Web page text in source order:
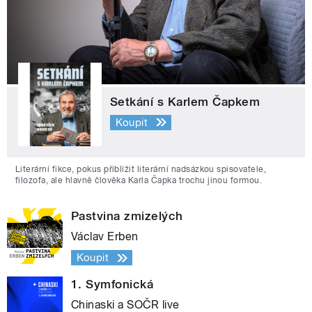
Setkání s Karlem Čapkem
Koupit
Literární fikce, pokus přiblížit literární nadsázkou spisovatele,
filozofa, ale hlavně člověka Karla Čapka trochu jinou formou.
Pastvina zmizelých
Václav Erben
Koupit
1. Symfonická
Chinaski a SOČR live